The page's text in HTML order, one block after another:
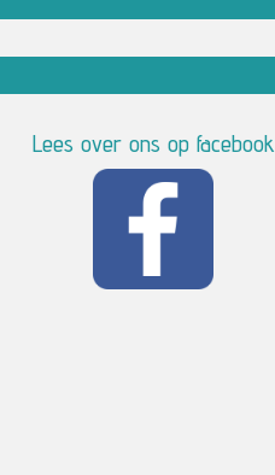
Lees over ons op facebook